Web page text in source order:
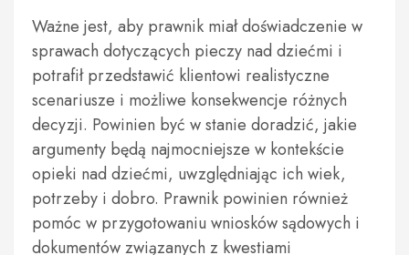
Ważne jest, aby prawnik miał doświadczenie w
sprawach dotyczących pieczy nad dziećmi i
potrafił przedstawić klientowi realistyczne
scenariusze i możliwe konsekwencje różnych
decyzji. Powinien być w stanie doradzić, jakie
argumenty będą najmocniejsze w kontekście
opieki nad dziećmi, uwzględniając ich wiek,
potrzeby i dobro. Prawnik powinien również
pomóc w przygotowaniu wniosków sądowych i
dokumentów związanych z kwestiami